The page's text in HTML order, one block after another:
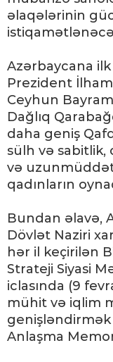
əlaqələrinin
Azərbaycana
Prezident
Ceyhun
Dağlıq
daha geniş
sülh və
və
qadınların
Bundan əlavə,
Dövlət Naziri
hər il keçirilən
Strateji Siyasi
iclasında (9
mühit və iqlim
genişləndirmək
Anlaşma